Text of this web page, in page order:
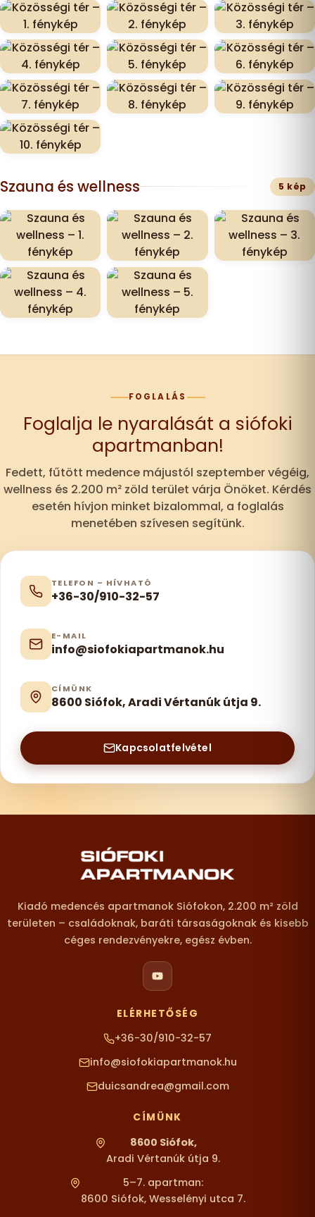
Szauna és wellness 5 kép
FOGLALÁS
Foglalja le nyaralását a siófoki
apartmanban!
Fedett, fűtött medence májustól szeptember végéig,
wellness és 2.200 m² zöld terület várja Önöket. Kérdés
esetén hívjon minket bizalommal, a foglalás
menetében szívesen segítünk.
TELEFON – HÍVHATÓ
+36-30/910-32-57
E-MAIL
info@siofokiapartmanok.hu
CÍMÜNK
8600 Siófok, Aradi Vértanúk útja 9.
Kapcsolatfelvétel
Lábléc – elérhetőségek
Kiadó medencés apartmanok Siófokon, 2.200 m² zöld
területen – családoknak, baráti társaságoknak és kisebb
céges rendezvényekre, egész évben.
ELÉRHETŐSÉG
+36-30/910-32-57
info@siofokiapartmanok.hu
duicsandrea@gmail.com
CÍMÜNK
8600 Siófok,
Aradi Vértanúk útja 9.
5–7. apartman:
8600 Siófok, Wesselényi utca 7.